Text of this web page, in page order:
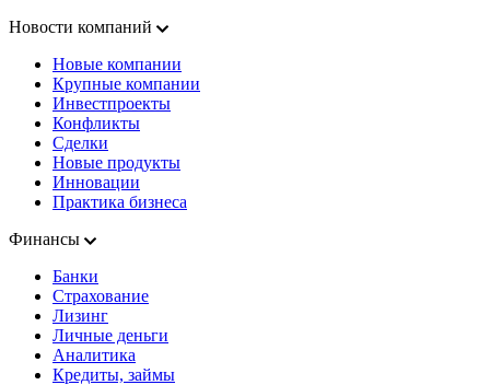
Новости компаний
Новые компании
Крупные компании
Инвестпроекты
Конфликты
Сделки
Новые продукты
Инновации
Практика бизнеса
Финансы
Банки
Страхование
Лизинг
Личные деньги
Аналитика
Кредиты, займы